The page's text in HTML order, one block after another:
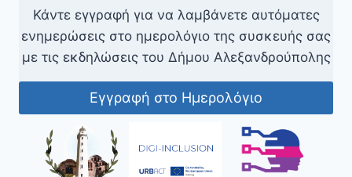
Κάντε εγγραφή για να λαμβάνετε αυτόματες
ενημερώσεις στο ημερολόγιο της συσκευής σας
με τις εκδηλώσεις του Δήμου Αλεξανδρούπολης
Εγγραφή στο Ημερολόγιο